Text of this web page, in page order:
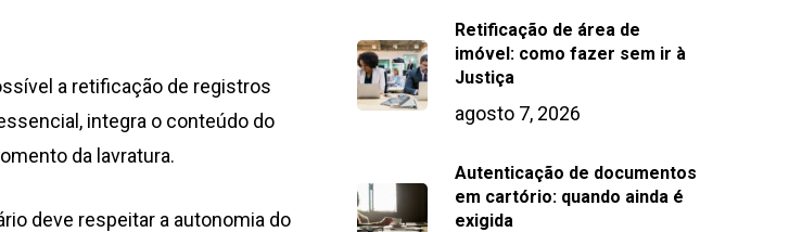
a retificação de registros
integra o conteúdo do
da lavratura.
deve respeitar a autonomia do
Retificação de área de
imóvel: como fazer sem ir à
Justiça
agosto 7, 2026
Autenticação de documentos
em cartório: quando ainda é
exigida